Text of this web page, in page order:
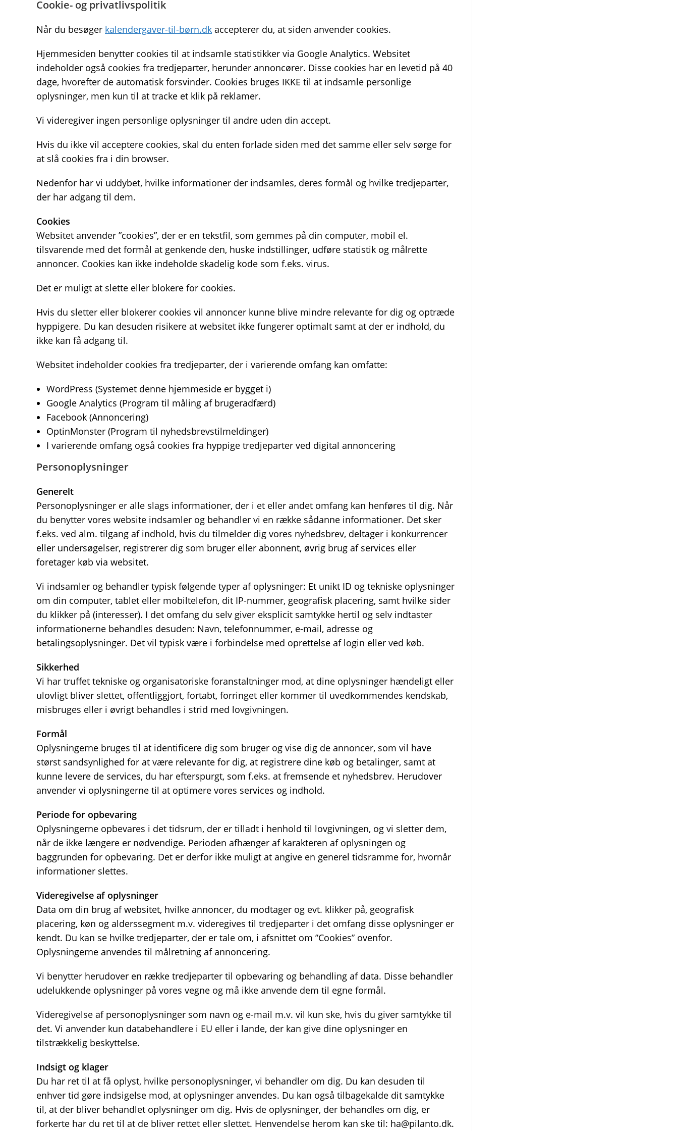
Cookie- og privatlivspolitik
Når du besøger kalendergaver-til-børn.dk accepterer du, at siden anvender cookies.
Hjemmesiden benytter cookies til at indsamle statistikker via Google Analytics. Websitet
indeholder også cookies fra tredjeparter, herunder annoncører. Disse cookies har en levetid på 40
dage, hvorefter de automatisk forsvinder. Cookies bruges IKKE til at indsamle personlige
oplysninger, men kun til at tracke et klik på reklamer.
Vi videregiver ingen personlige oplysninger til andre uden din accept.
Hvis du ikke vil acceptere cookies, skal du enten forlade siden med det samme eller selv sørge for
at slå cookies fra i din browser.
Nedenfor har vi uddybet, hvilke informationer der indsamles, deres formål og hvilke tredjeparter,
der har adgang til dem.
Cookies
Websitet anvender ”cookies”, der er en tekstfil, som gemmes på din computer, mobil el.
tilsvarende med det formål at genkende den, huske indstillinger, udføre statistik og målrette
annoncer. Cookies kan ikke indeholde skadelig kode som f.eks. virus.
Det er muligt at slette eller blokere for cookies.
Hvis du sletter eller blokerer cookies vil annoncer kunne blive mindre relevante for dig og optræde
hyppigere. Du kan desuden risikere at websitet ikke fungerer optimalt samt at der er indhold, du
ikke kan få adgang til.
Websitet indeholder cookies fra tredjeparter, der i varierende omfang kan omfatte:
WordPress (Systemet denne hjemmeside er bygget i)
Google Analytics (Program til måling af brugeradfærd)
Facebook (Annoncering)
OptinMonster (Program til nyhedsbrevstilmeldinger)
I varierende omfang også cookies fra hyppige tredjeparter ved digital annoncering
Personoplysninger
Generelt
Personoplysninger er alle slags informationer, der i et eller andet omfang kan henføres til dig. Når
du benytter vores website indsamler og behandler vi en række sådanne informationer. Det sker
f.eks. ved alm. tilgang af indhold, hvis du tilmelder dig vores nyhedsbrev, deltager i konkurrencer
eller undersøgelser, registrerer dig som bruger eller abonnent, øvrig brug af services eller
foretager køb via websitet.
Vi indsamler og behandler typisk følgende typer af oplysninger: Et unikt ID og tekniske oplysninger
om din computer, tablet eller mobiltelefon, dit IP-nummer, geografisk placering, samt hvilke sider
du klikker på (interesser). I det omfang du selv giver eksplicit samtykke hertil og selv indtaster
informationerne behandles desuden: Navn, telefonnummer, e-mail, adresse og
betalingsoplysninger. Det vil typisk være i forbindelse med oprettelse af login eller ved køb.
Sikkerhed
Vi har truffet tekniske og organisatoriske foranstaltninger mod, at dine oplysninger hændeligt eller
ulovligt bliver slettet, offentliggjort, fortabt, forringet eller kommer til uvedkommendes kendskab,
misbruges eller i øvrigt behandles i strid med lovgivningen.
Formål
Oplysningerne bruges til at identificere dig som bruger og vise dig de annoncer, som vil have
størst sandsynlighed for at være relevante for dig, at registrere dine køb og betalinger, samt at
kunne levere de services, du har efterspurgt, som f.eks. at fremsende et nyhedsbrev. Herudover
anvender vi oplysningerne til at optimere vores services og indhold.
Periode for opbevaring
Oplysningerne opbevares i det tidsrum, der er tilladt i henhold til lovgivningen, og vi sletter dem,
når de ikke længere er nødvendige. Perioden afhænger af karakteren af oplysningen og
baggrunden for opbevaring. Det er derfor ikke muligt at angive en generel tidsramme for, hvornår
informationer slettes.
Videregivelse af oplysninger
Data om din brug af websitet, hvilke annoncer, du modtager og evt. klikker på, geografisk
placering, køn og alderssegment m.v. videregives til tredjeparter i det omfang disse oplysninger er
kendt. Du kan se hvilke tredjeparter, der er tale om, i afsnittet om ”Cookies” ovenfor.
Oplysningerne anvendes til målretning af annoncering.
Vi benytter herudover en række tredjeparter til opbevaring og behandling af data. Disse behandler
udelukkende oplysninger på vores vegne og må ikke anvende dem til egne formål.
Videregivelse af personoplysninger som navn og e-mail m.v. vil kun ske, hvis du giver samtykke til
det. Vi anvender kun databehandlere i EU eller i lande, der kan give dine oplysninger en
tilstrækkelig beskyttelse.
Indsigt og klager
Du har ret til at få oplyst, hvilke personoplysninger, vi behandler om dig. Du kan desuden til
enhver tid gøre indsigelse mod, at oplysninger anvendes. Du kan også tilbagekalde dit samtykke
til, at der bliver behandlet oplysninger om dig. Hvis de oplysninger, der behandles om dig, er
forkerte har du ret til at de bliver rettet eller slettet. Henvendelse herom kan ske til: ha@pilanto.dk.